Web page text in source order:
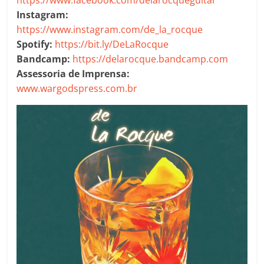
Instagram:
https://www.instagram.com/de_la_rocque
Spotify: https://bit.ly/DeLaRocque
Bandcamp: https://delarocque.bandcamp.com
Assessoria de Imprensa:
www.wargodspress.com.br